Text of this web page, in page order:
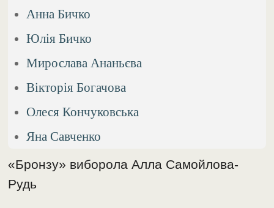
Анна Бичко
Юлія Бичко
Мирослава Ананьєва
Вікторія Богачова
Олеся Кончуковська
Яна Савченко
«Бронзу» виборола Алла Самойлова-
Рудь